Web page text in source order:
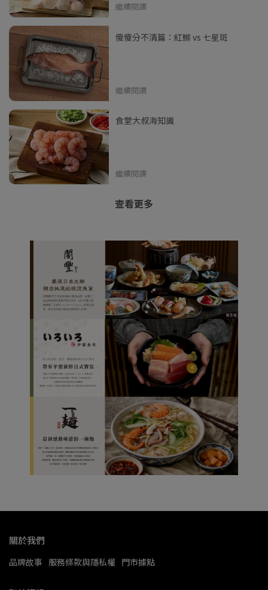
繼續閱讀
傻傻分不清篇：紅鰷 vs 七星斑
繼續閱讀
食堂大叔海知識
繼續閱讀
查看更多
關於我們
品牌故事 服務條款與隱私權 門市據點